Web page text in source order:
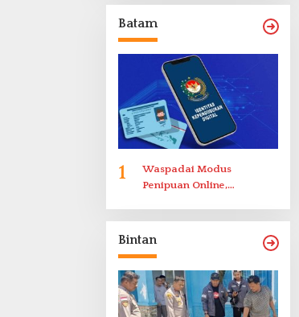
Batam
1
Waspadai Modus
Penipuan Online,
Bintan